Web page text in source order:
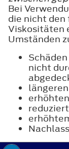
Bei
die nicht
Viskositäten
Umständen
nicht